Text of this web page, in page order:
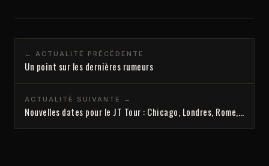
← ACTUALITÉ PRÉCÉDENTE
Un point sur les dernières rumeurs
ACTUALITÉ SUIVANTE →
Nouvelles dates pour le JT Tour : Chicago, Londres, Rome,…